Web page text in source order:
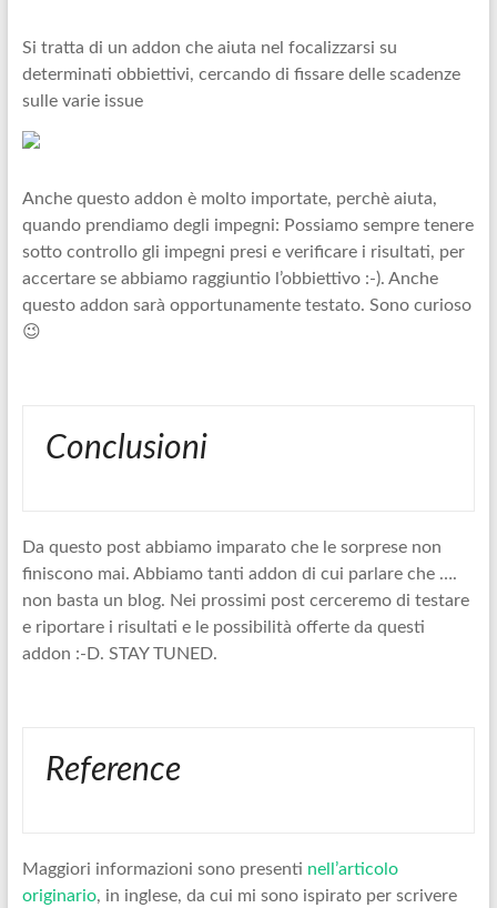
Si tratta di un addon che aiuta nel focalizzarsi su
determinati obbiettivi, cercando di fissare delle scadenze
sulle varie issue
Anche questo addon è molto importate, perchè aiuta,
quando prendiamo degli impegni: Possiamo sempre tenere
sotto controllo gli impegni presi e verificare i risultati, per
accertare se abbiamo raggiuntio l’obbiettivo :-). Anche
questo addon sarà opportunamente testato. Sono curioso
😉
Conclusioni
Da questo post abbiamo imparato che le sorprese non
finiscono mai. Abbiamo tanti addon di cui parlare che ….
non basta un blog. Nei prossimi post cerceremo di testare
e riportare i risultati e le possibilità offerte da questi
addon :-D. STAY TUNED.
Reference
Maggiori informazioni sono presenti nell’articolo
originario, in inglese, da cui mi sono ispirato per scrivere